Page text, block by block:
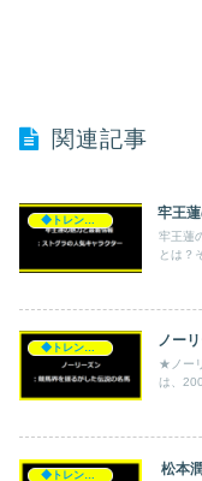
関連記事
牢王
牢王蓮
とは？
ノー
★ノー
は、
松本